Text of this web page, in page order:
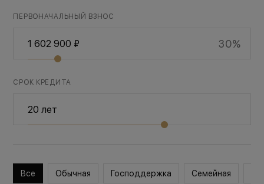
ПЕРВОНАЧАЛЬНЫЙ ВЗНОС
30%
СРОК КРЕДИТА
Все Обычная Господдержка Семейная